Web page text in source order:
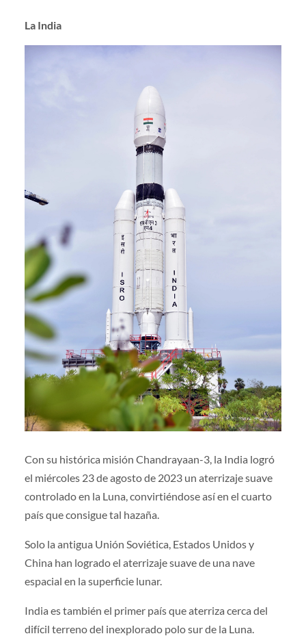
La India
Con su histórica misión Chandrayaan-3, la India logró
el miércoles 23 de agosto de 2023 un aterrizaje suave
controlado en la Luna, convirtiéndose así en el cuarto
país que consigue tal hazaña.
Solo la antigua Unión Soviética, Estados Unidos y
China han logrado el aterrizaje suave de una nave
espacial en la superficie lunar.
India es también el primer país que aterriza cerca del
difícil terreno del inexplorado polo sur de la Luna.